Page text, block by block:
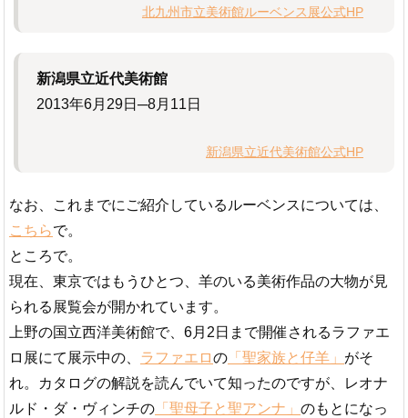
北九州市立美術館ルーベンス展公式HP
新潟県立近代美術館
2013年6月29日─8月11日
新潟県立近代美術館公式HP
なお、これまでにご紹介しているルーベンスについては、
こちらで。
ところで。
現在、東京ではもうひとつ、羊のいる美術作品の大物が見
られる展覧会が開かれています。
上野の国立西洋美術館で、6月2日まで開催されるラファエ
ロ展にて展示中の、 ラファエロの 「聖家族と仔羊」 がそ
れ。カタログの解説を読んでいて知ったのですが、レオナ
ルド・ダ・ヴィンチの 「聖母子と聖アンナ」 のもとになっ